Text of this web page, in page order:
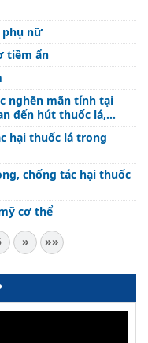
phụ nữ
tiềm ẩn
nghẽn mãn tính tại
đến hút thuốc lá,
hại thuốc lá trong
chống tác hại thuốc
cơ thể
» »»